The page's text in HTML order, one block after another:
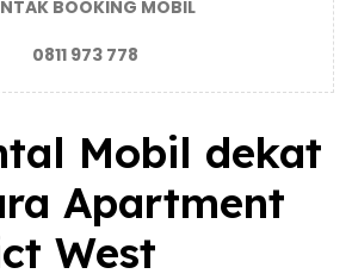
BOOKING MOBIL
0811 973 778
Mobil dekat
Apartment
West